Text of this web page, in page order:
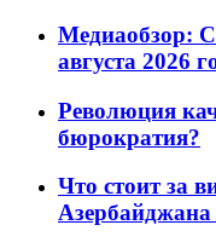
Медиаобзор: С
августа 2026
Революция
бюрократия?
Что стоит за
Азербайджана